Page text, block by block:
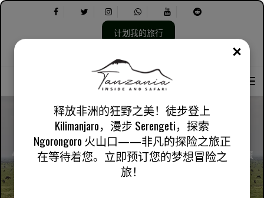
计划我的旅行
容：
4 天 Ndutu 产犊之旅：Tarangire 和 Ngorongoro 野生动物之旅
释放非洲的狂野之美！徒步登上
Kilimanjaro，漫步 Serengeti，探索
Ngorongoro 火山口——非凡的探险之旅正
在等待着您。立即预订您的梦想冒险之
旅！
关闭